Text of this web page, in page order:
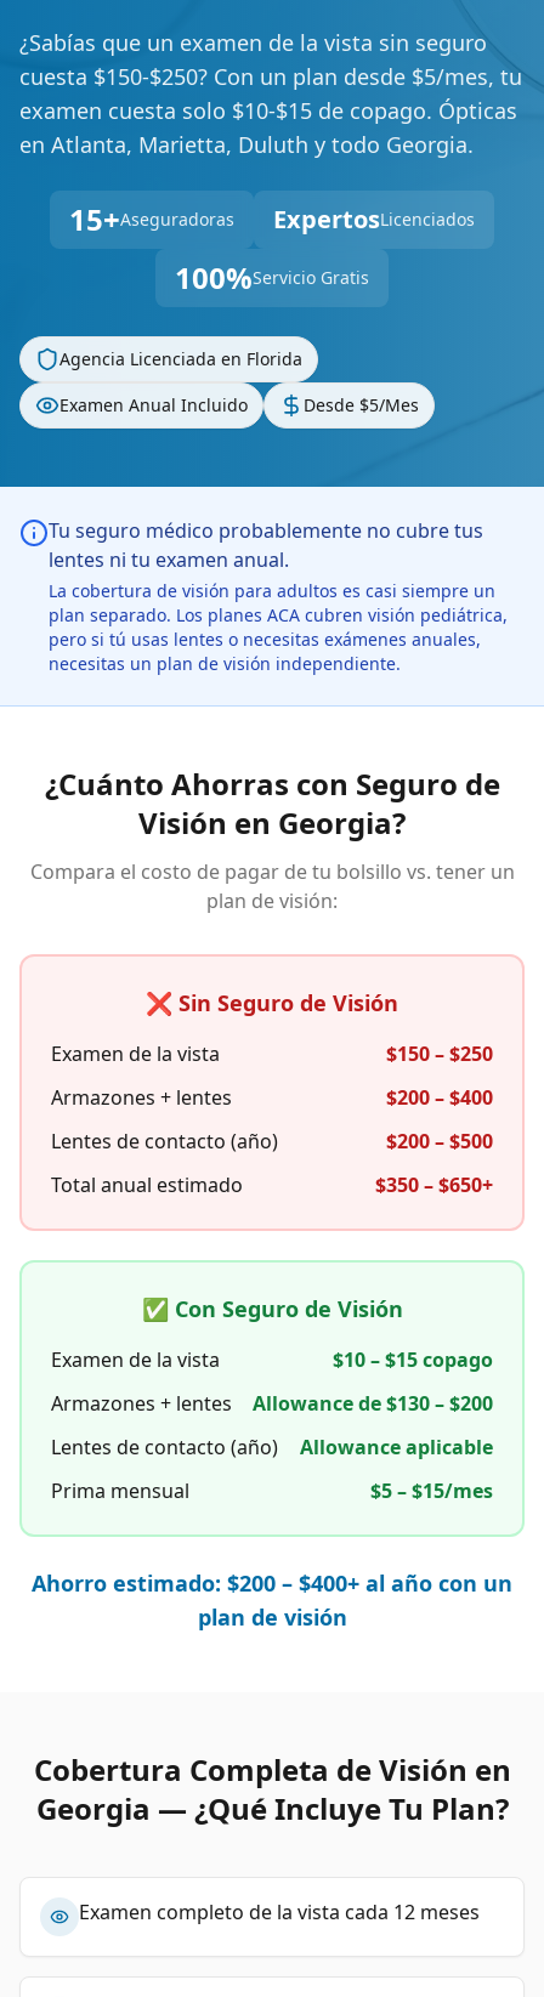
¿Sabías que un examen de la vista sin seguro
cuesta $150-$250? Con un plan desde $5/mes, tu
examen cuesta solo $10-$15 de copago. Ópticas
en Atlanta, Marietta, Duluth y todo Georgia.
15+Aseguradoras ExpertosLicenciados
100%Servicio Gratis
Agencia Licenciada en Florida
Examen Anual Incluido
Desde $5/Mes
Tu seguro médico probablemente no cubre tus
lentes ni tu examen anual.
La cobertura de visión para adultos es casi siempre un
plan separado. Los planes ACA cubren visión pediátrica,
pero si tú usas lentes o necesitas exámenes anuales,
necesitas un plan de visión independiente.
¿Cuánto Ahorras con Seguro de
Visión en Georgia?
Compara el costo de pagar de tu bolsillo vs. tener un
plan de visión:
❌ Sin Seguro de Visión
Examen de la vista
$150 – $250
Armazones + lentes
$200 – $400
Lentes de contacto (año)
$200 – $500
Total anual estimado
$350 – $650+
✅ Con Seguro de Visión
Examen de la vista
$10 – $15 copago
Armazones + lentes
Allowance de $130 – $200
Lentes de contacto (año)
Allowance aplicable
Prima mensual
$5 – $15/mes
Ahorro estimado: $200 – $400+ al año con un
plan de visión
Cobertura Completa de Visión en
Georgia — ¿Qué Incluye Tu Plan?
Examen completo de la vista cada 12 meses